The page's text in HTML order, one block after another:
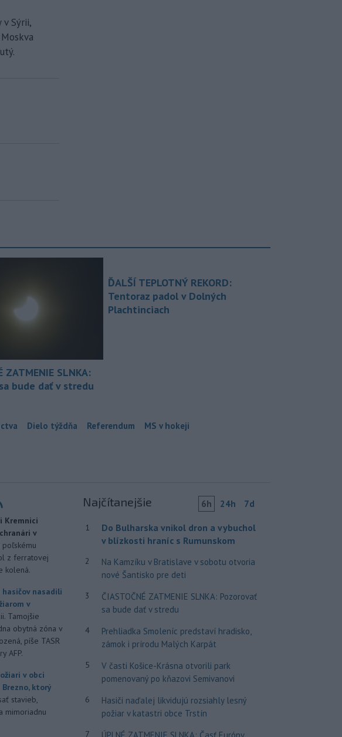
v Sýrii,
ZATMENIE SLNKA:
bude dať v stredu
ĎALŠÍ TEPLOTNÝ REKORD:
Tentoraz padol v Dolných
Plachtinciach
Dielo týždňa Referendum MS v hokeji
Kremnici
v
z ferratovej
kolená.
hasičov nasadili
v
Tamojšie
obytná zóna v
píše TASR
AFP.
v obci
ktorý
stavieb,
mimoriadnu
Najčítanejšie 6h 24h 7d
1
Do Bulharska vnikol dron a vybuchol
v blízkosti hraníc s Rumunskom
2
Na Kamzíku v Bratislave v sobotu otvoria
nové Šantisko pre deti
3
ČIASTOČNÉ ZATMENIE SLNKA: Pozorovať
sa bude dať v stredu
4
Prehliadka Smoleníc predstaví hradisko,
zámok i prírodu Malých Karpát
5
V časti Košice-Krásna otvorili park
pomenovaný po kňazovi Semivanovi
6
Hasiči naďalej likvidujú rozsiahly lesný
požiar v katastri obce Trstín
7